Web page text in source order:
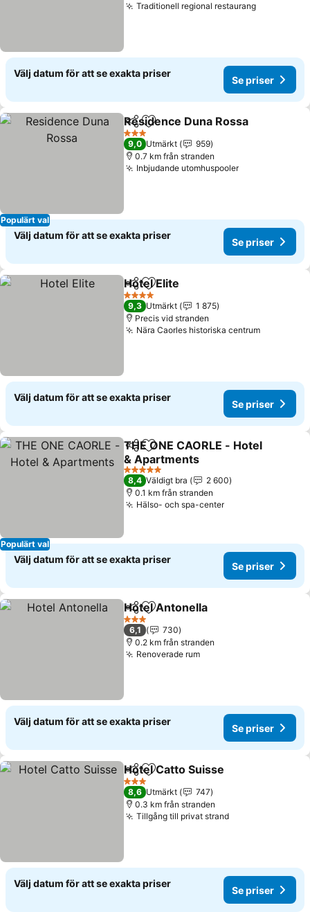
Traditionell regional restaurangSe priser
Välj datum för att se exakta priser
Se priser
Populärt val
Dela Lägg till i Mina Favoriter
Residence Duna Rossa
3 Stjärnor
9,0 Utmärkt
959
0.7 km från stranden
Inbjudande utomhuspoolerSe priser
Välj datum för att se exakta priser
Se priser
Dela Lägg till i Mina Favoriter
Hotel Elite
4 Stjärnor
9,3 Utmärkt
1 875
Precis vid stranden
Nära Caorles historiska centrumSe priser
Välj datum för att se exakta priser
Se priser
Populärt val
Dela Lägg till i Mina Favoriter
THE ONE CAORLE - Hotel
& Apartments
Se priser
5 Stjärnor
8,4 Väldigt bra
2 600
0.1 km från stranden
Hälso- och spa-centerSe priser
Välj datum för att se exakta priser
Se priser
Dela Lägg till i Mina Favoriter
Hotel Antonella
3 Stjärnor
6,1
730
0.2 km från stranden
Renoverade rumSe priser
Välj datum för att se exakta priser
Se priser
Dela Lägg till i Mina Favoriter
Hotel Catto Suisse
3 Stjärnor
8,6 Utmärkt
747
0.3 km från stranden
Tillgång till privat strandSe priser
Välj datum för att se exakta priser
Se priser